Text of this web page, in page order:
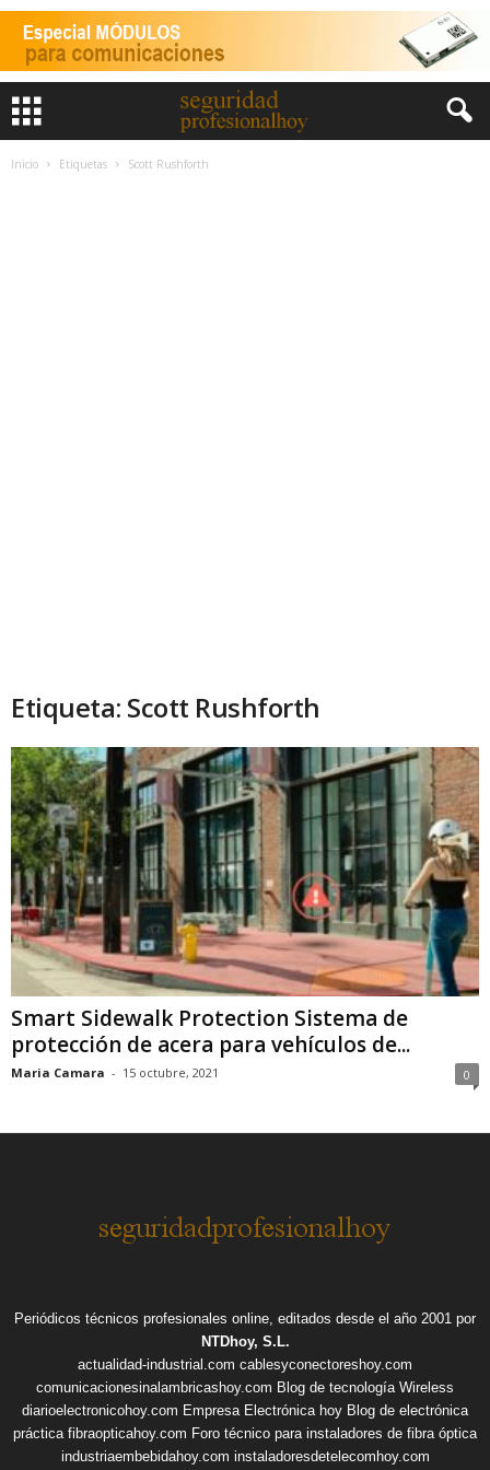
Inicio Etiquetas Scott Rushforth
Etiqueta: Scott Rushforth
Smart Sidewalk Protection Sistema de
protección de acera para vehículos de...
Maria Camara - 15 octubre, 2021 0
Periódicos técnicos profesionales online, editados desde el año 2001 por
NTDhoy, S.L.
actualidad-industrial.com cablesyconectoreshoy.com
comunicacionesinalambricashoy.com Blog de tecnología Wireless
diarioelectronicohoy.com Empresa Electrónica hoy Blog de electrónica
práctica fibraopticahoy.com Foro técnico para instaladores de fibra óptica
industriaembebidahoy.com instaladoresdetelecomhoy.com